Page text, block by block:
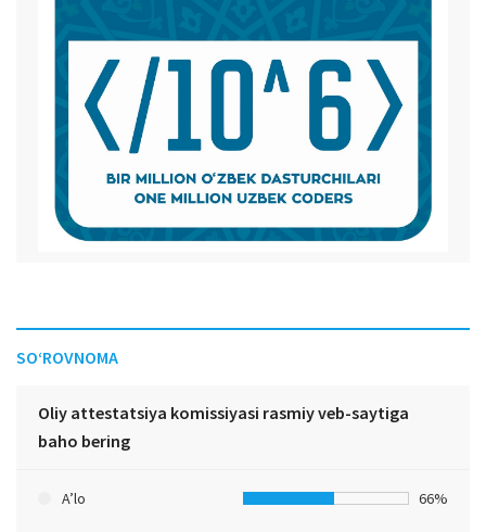
SO‘ROVNOMA
Oliy attestatsiya komissiyasi rasmiy veb-saytiga
baho bering
A’lo 66%